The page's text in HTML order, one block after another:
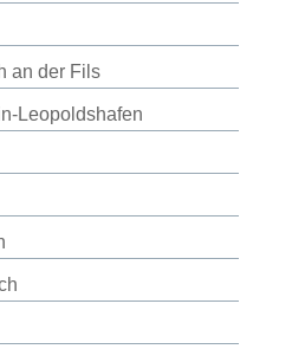
an der Fils
Leopoldshafen